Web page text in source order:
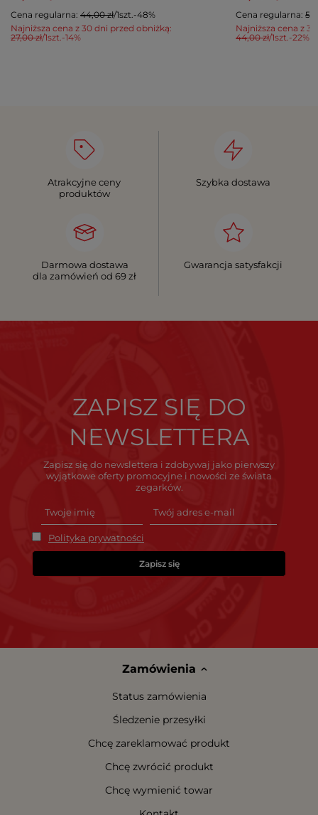
Najniższa cena z 30 dni przed obniżką:
27,00 zł/1szt. -14%
Cena regularna: 44,00 zł/1szt. -48%
Najniższa cena z
44,00 zł/1szt. -22%
Cena regularna:
Atrakcyjne ceny
produktów
Szybka dostawa
Darmowa dostawa
dla zamówień od 69 zł
Gwarancja satysfakcji
ZAPISZ SIĘ DO
NEWSLETTERA
Zapisz się do newslettera i zdobywaj jako pierwszy
wyjątkowe oferty promocyjne i nowości ze świata
zegarków.
Polityka prywatności
Zapisz się
Zamówienia
Status zamówienia
Śledzenie przesyłki
Chcę zareklamować produkt
Chcę zwrócić produkt
Chcę wymienić towar